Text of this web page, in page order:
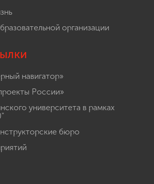
организации
навигатор»
России»
университета в рамках
бюро